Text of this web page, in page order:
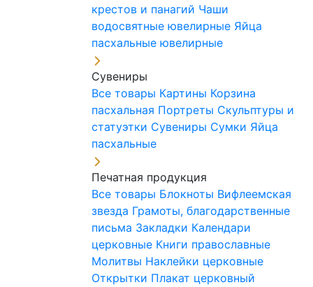
крестов и панагий Чаши
водосвятные ювелирные Яйца
пасхальные ювелирные
Сувениры
Все товары Картины Корзина
пасхальная Портреты Скульптуры и
статуэтки Сувениры Сумки Яйца
пасхальные
Печатная продукция
Все товары Блокноты Вифлеемская
звезда Грамоты, благодарственные
письма Закладки Календари
церковные Книги православные
Молитвы Наклейки церковные
Открытки Плакат церковный